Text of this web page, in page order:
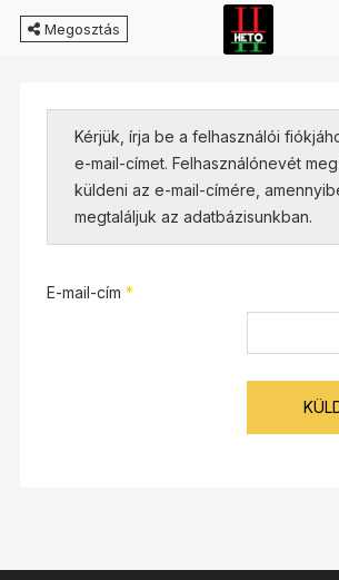
Megosztás
Kérjük, írja be a felhasználói
e-mail-címet. Felhasználónevét
küldeni az e-mail-címére,
megtaláljuk az adatbázisunkban.
E-mail-cím *